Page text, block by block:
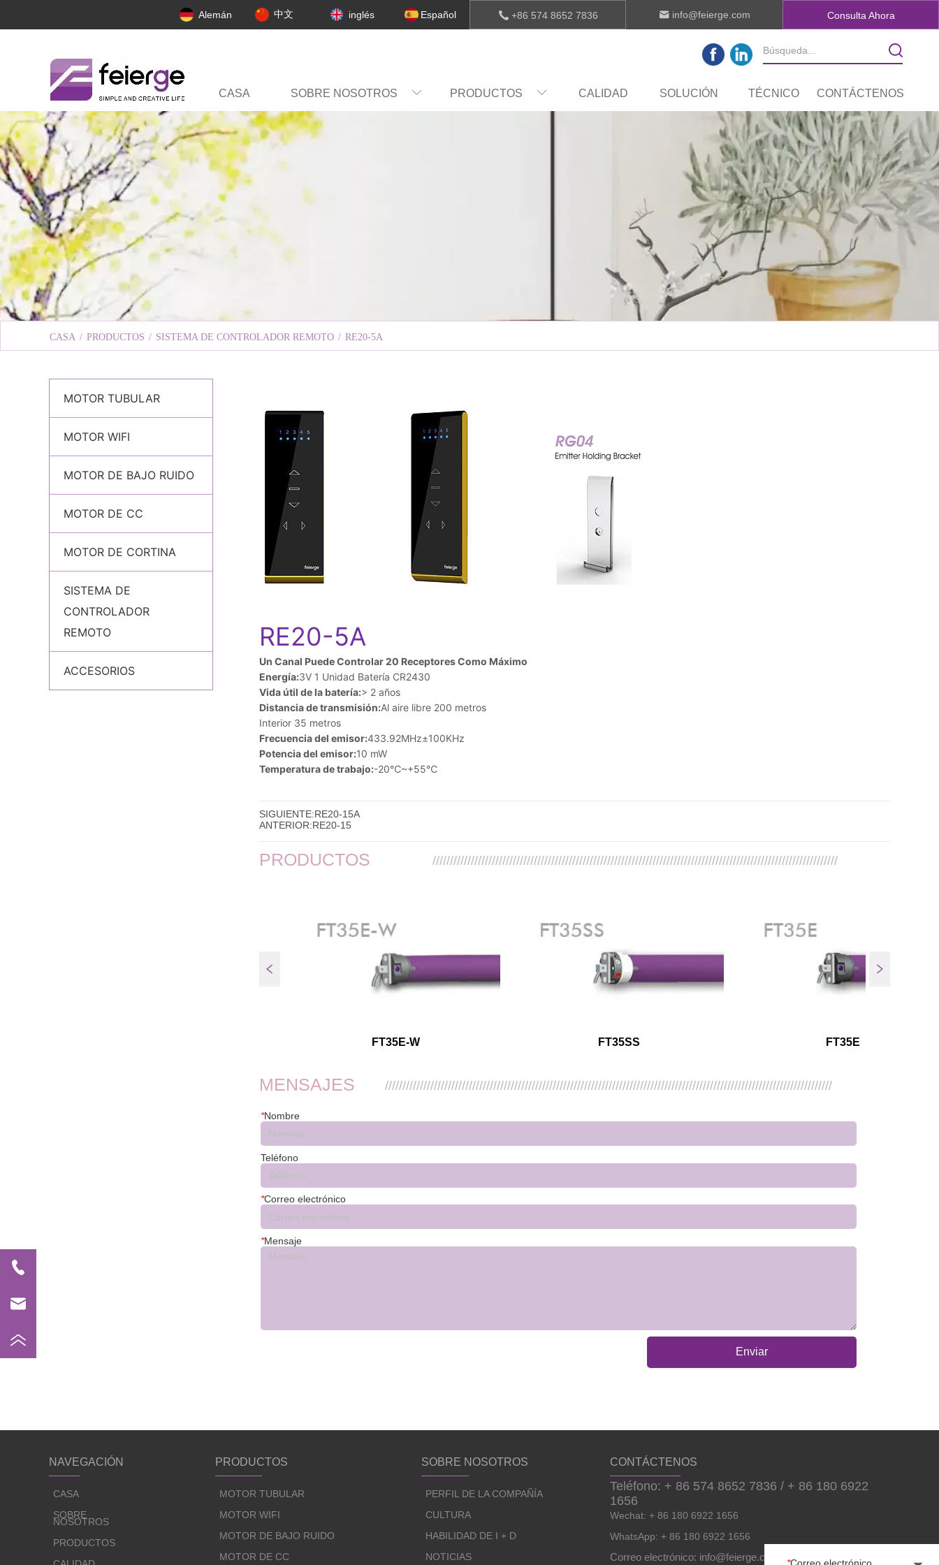
Alemán 中文 inglés Español +86 574 8652 7836 info@feierge.com Consulta Ahora
CASA SOBRE NOSOTROS PRODUCTOS CALIDAD SOLUCIÓN TÉCNICO CONTÁCTENOS
HABILIDAD DE I + D
CASA / PRODUCTOS / SISTEMA DE CONTROLADOR REMOTO / RE20-5A
MOTOR TUBULAR
MOTOR WIFI
MOTOR DE BAJO RUIDO
MOTOR DE CC
MOTOR DE CORTINA
SISTEMA DE
CONTROLADOR
REMOTO
ACCESORIOS
SIGUIENTE:RE20-15A
ANTERIOR:RE20-15
PRODUCTOS ////////////////////////////////////////////////////////////////////////////////////////////////////////////////////
FT35E-W FT35SS FT35E
MENSAJES ////////////////////////////////////////////////////////////////////////////////////////////////////////////////////////////////
*Nombre
Teléfono
*Correo electrónico
*Mensaje
Enviar
NAVEGACIÓN
CASA
SOBRE
NOSOTROS
PRODUCTOS
PRODUCTOS
MOTOR TUBULAR
MOTOR WIFI
MOTOR DE BAJO RUIDO
MOTOR DE CC
SOBRE NOSOTROS
PERFIL DE LA COMPAÑÍA
CULTURA
HABILIDAD DE I + D
NOTICIAS
CONTÁCTENOS
Teléfono: + 86 574 8652 7836 / + 86 180 6922
1656
Wechat: + 86 180 6922 1656
WhatsApp: + 86 180 6922 1656
Correo electrónico: info@feierge.com